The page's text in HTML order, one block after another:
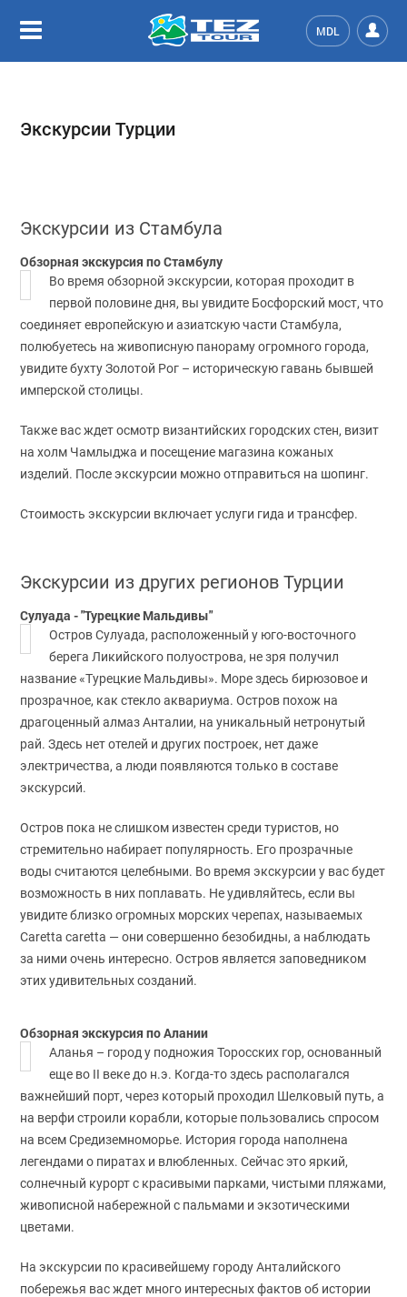
MDL
Экскурсии Турции
Экскурсии из Стамбула
Обзорная экскурсия по Стамбулу
Во время обзорной экскурсии, которая проходит в
первой половине дня, вы увидите Босфорский мост, что
соединяет европейскую и азиатскую части Стамбула,
полюбуетесь на живописную панораму огромного города,
увидите бухту Золотой Рог – историческую гавань бывшей
имперской столицы.
Также вас ждет осмотр византийских городских стен, визит
на холм Чамлыджа и посещение магазина кожаных
изделий. После экскурсии можно отправиться на шопинг.
Стоимость экскурсии включает услуги гида и трансфер.
Экскурсии из других регионов Турции
Сулуада - "Турецкие Мальдивы"
Остров Сулуада, расположенный у юго-восточного
берега Ликийского полуострова, не зря получил
название «Турецкие Мальдивы». Море здесь бирюзовое и
прозрачное, как стекло аквариума. Остров похож на
драгоценный алмаз Анталии, на уникальный нетронутый
рай. Здесь нет отелей и других построек, нет даже
электричества, а люди появляются только в составе
экскурсий.
Остров пока не слишком известен среди туристов, но
стремительно набирает популярность. Его прозрачные
воды считаются целебными. Во время экскурсии у вас будет
возможность в них поплавать. Не удивляйтесь, если вы
увидите близко огромных морских черепах, называемых
Caretta caretta — они совершенно безобидны, а наблюдать
за ними очень интересно. Остров является заповедником
этих удивительных созданий.
Обзорная экскурсия по Алании
Аланья – город у подножия Торосских гор, основанный
еще во II веке до н.э. Когда-то здесь располагался
важнейший порт, через который проходил Шелковый путь, а
на верфи строили корабли, которые пользовались спросом
на всем Средиземноморье. История города наполнена
легендами о пиратах и влюбленных. Сейчас это яркий,
солнечный курорт с красивыми парками, чистыми пляжами,
живописной набережной с пальмами и экзотическими
цветами.
На экскурсии по красивейшему городу Анталийского
побережья вас ждет много интересных фактов об истории